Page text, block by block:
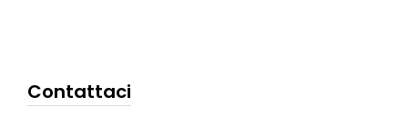
Contattaci